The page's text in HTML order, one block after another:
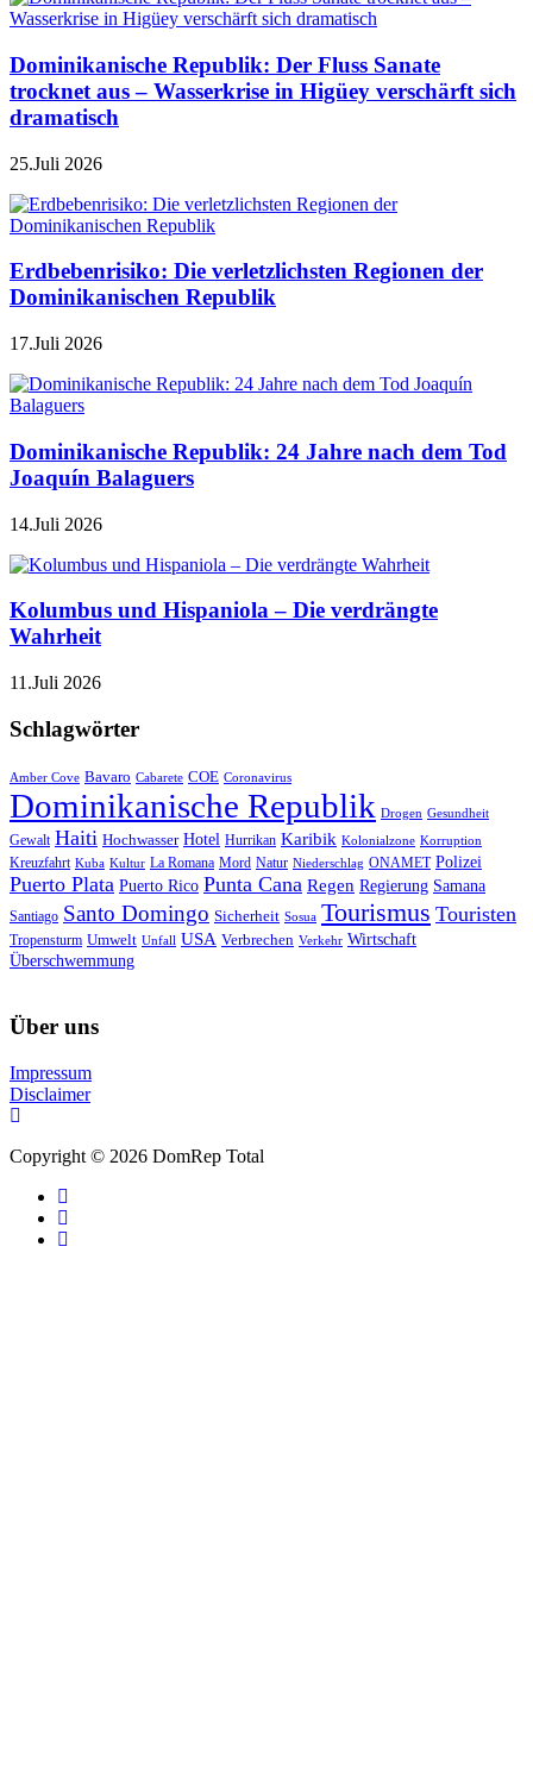
Dominikanische Republik: Der Fluss Sanate
trocknet aus – Wasserkrise in Higüey verschärft sich
dramatisch
25.Juli 2026
Erdbebenrisiko: Die verletzlichsten Regionen der
Dominikanischen Republik
17.Juli 2026
Dominikanische Republik: 24 Jahre nach dem Tod
Joaquín Balaguers
14.Juli 2026
Kolumbus und Hispaniola – Die verdrängte
Wahrheit
11.Juli 2026
Schlagwörter
Amber Cove Bavaro Cabarete COE Coronavirus
Dominikanische Republik Drogen Gesundheit
Gewalt Haiti Hochwasser Hotel Hurrikan Karibik Kolonialzone Korruption
Kreuzfahrt Kuba Kultur La Romana Mord Natur Niederschlag ONAMET Polizei
Puerto Plata Puerto Rico Punta Cana Regen Regierung Samana
Santiago Santo Domingo Sicherheit Sosua Tourismus Touristen
Tropensturm Umwelt Unfall USA Verbrechen Verkehr Wirtschaft
Überschwemmung
Über uns
Impressum
Disclaimer
Copyright © 2026 DomRep Total